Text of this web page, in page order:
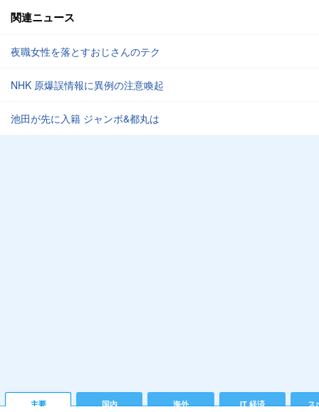
関連ニュース
夜職女性を落とすおじさんのテク
NHK 原爆誤情報に異例の注意喚起
池田が先に入籍 ジャンボ&都丸は
主要 国内 海外 IT 経済 ス